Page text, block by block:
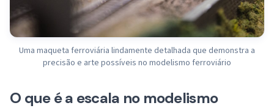
Uma maqueta ferroviária lindamente detalhada que demonstra a
precisão e arte possíveis no modelismo ferroviário
O que é a escala no modelismo